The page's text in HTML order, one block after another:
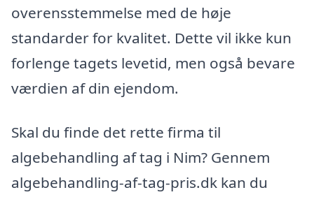
overensstemmelse med de høje
standarder for kvalitet. Dette vil ikke kun
forlenge tagets levetid, men også bevare
værdien af din ejendom.
Skal du finde det rette firma til
algebehandling af tag i Nim? Gennem
algebehandling-af-tag-pris.dk kan du